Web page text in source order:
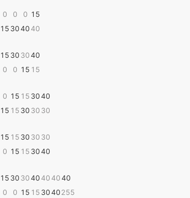
0
15
0
30
0
40
15
40
15
0
30
0
30
15
40
15
0
15
15
15
15
30
30
30
40
30
15
0
15
15
30
15
30
30
30
40
15
0
30
0
30
15
40
15
40
30
40
40
40
255